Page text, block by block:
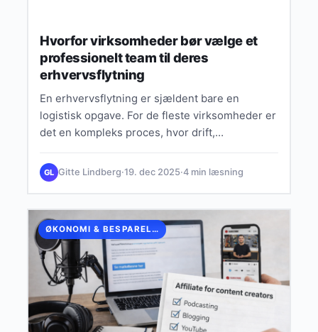
Hvorfor virksomheder bør vælge et
professionelt team til deres
erhvervsflytning
En erhvervsflytning er sjældent bare en
logistisk opgave. For de fleste virksomheder er
det en kompleks proces, hvor drift,
GL Gitte Lindberg·19. dec 2025·4 min læsning
ØKONOMI & BESPARELSER